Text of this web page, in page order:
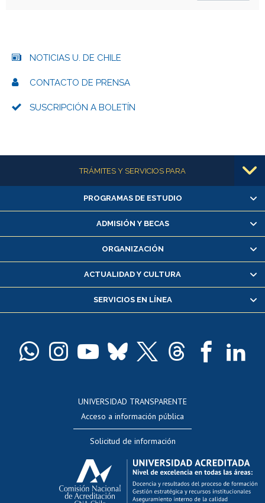
NOTICIAS U. DE CHILE
CONTACTO DE PRENSA
SUSCRIPCIÓN A BOLETÍN
Más informaciónTRÁMITES Y SERVICIOS PARA
Alumnas/os y exalumnas/os
Matrícula en línea
Inscripción y cambio de asignaturas
Consulta y certificado de notas
Servicio médico y dental
Pago de arancel y crédito alumnos
Docentes
Evaluación docente
Calificación académica
Postulación al AUCAI
Funcionarias/os
PROGRAMAS DE ESTUDIO
ADMISIÓN Y BECAS
ORGANIZACIÓN
ACTUALIDAD Y CULTURA
SERVICIOS EN LÍNEA
UNIVERSIDAD TRANSPARENTE
Acceso a información pública
Solicitud de información